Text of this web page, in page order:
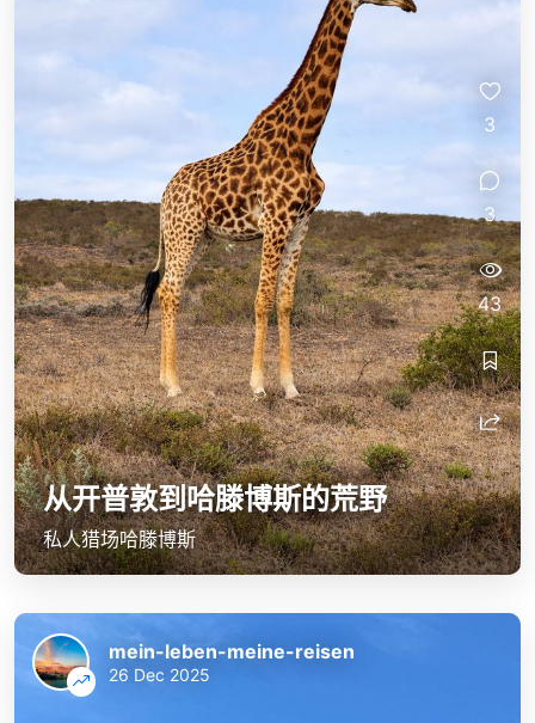
从开普敦到哈滕博斯的荒野
私人猎场哈滕博斯
3
3
43
mein-leben-meine-reisen
26 Dec 2025